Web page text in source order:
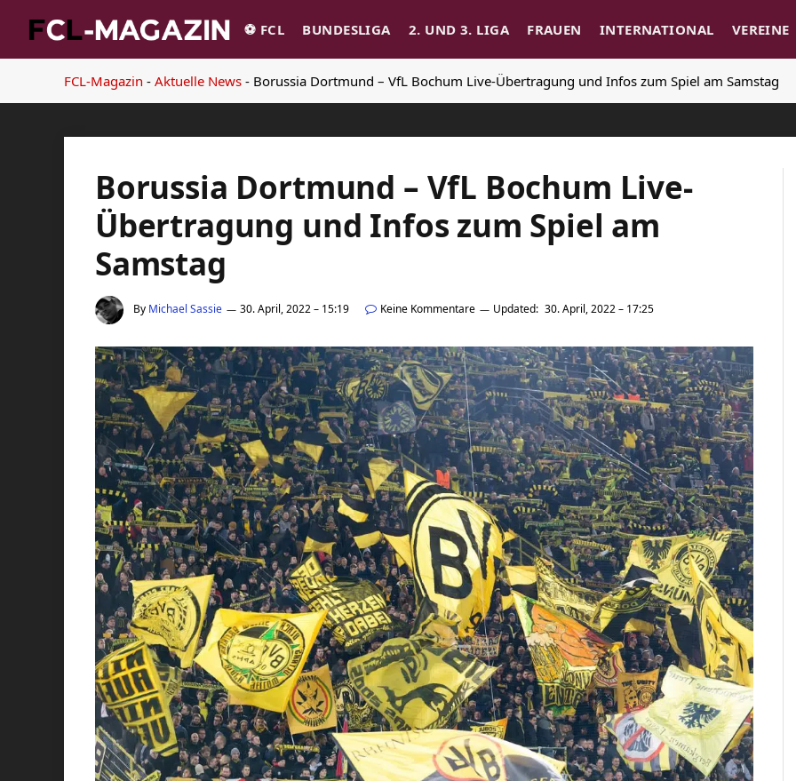
⚽️ FCL BUNDESLIGA 2. UND 3. LIGA FRAUEN INTERNATIONAL VEREINE
FCL-Magazin - Aktuelle News - Borussia Dortmund – VfL Bochum Live-Übertragung und Infos zum Spiel am Samstag
Borussia Dortmund – VfL Bochum Live-
Übertragung und Infos zum Spiel am
Samstag
By Michael Sassie 30. April, 2022 – 15:19 Keine Kommentare Updated: 30. April, 2022 – 17:25